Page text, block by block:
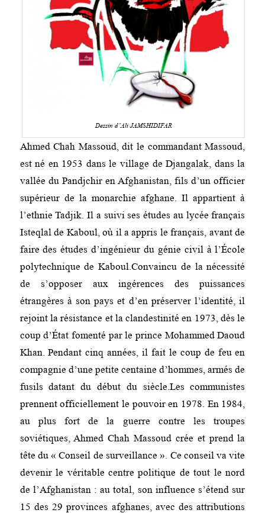
Dessin d’Ali JAMSHIDIFAR
Ahmed Chah Massoud, dit le commandant Massoud,
est né en 1953 dans le village de Djangalak, dans la
vallée du Pandjchir en Afghanistan, fils d’un officier
supérieur de la monarchie afghane. Il appartient à
l’ethnie Tadjik. Il a suivi ses études au lycée français
Isteqlal de Kaboul, où il a appris le français, avant de
faire des études d’ingénieur du génie civil à l’École
polytechnique de Kaboul.Convaincu de la nécessité
de s’opposer aux ingérences des puissances
étrangères à son pays et d’en préserver l’identité, il
rejoint la résistance et la clandestinité en 1973, dès le
coup d’État fomenté par le prince Mohammed Daoud
Khan. Pendant cinq années, il fait le coup de feu en
compagnie d’une petite centaine d’hommes, armés de
fusils datant du début du siècle.Les communistes
prennent officiellement le pouvoir en 1978. En 1984,
au plus fort de la guerre contre les troupes
soviétiques, Ahmed Chah Massoud crée et prend la
tête du « Conseil de surveillance ». Ce conseil va vite
devenir le véritable centre politique de tout le nord
de l’Afghanistan : au total, son influence s’étend sur
15 des 29 provinces afghanes, avec des attributions